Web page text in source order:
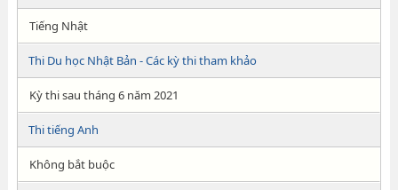
Tiếng Nhật
Thi Du học Nhật Bản - Các kỳ thi tham khảo
Kỳ thi sau tháng 6 năm 2021
Thi tiếng Anh
Không bắt buộc